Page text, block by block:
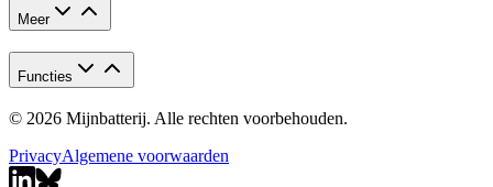
Meer
Functies
© 2026 Mijnbatterij. Alle rechten voorbehouden.
PrivacyAlgemene voorwaarden